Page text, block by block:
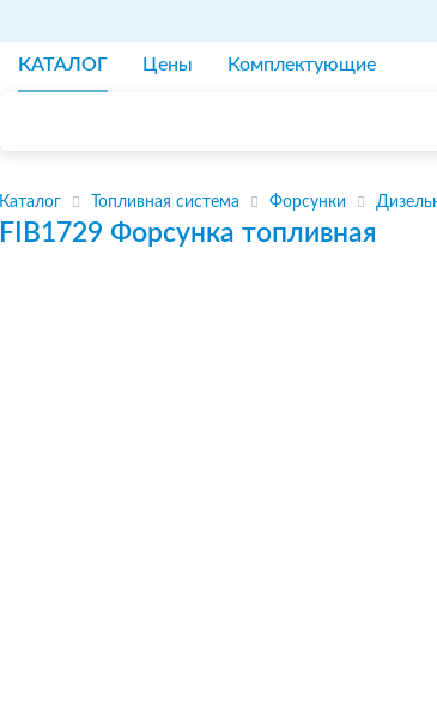
КАТАЛОГ Цены Комплектующие
Каталог Топливная система Форсунки
FIB1729 Форсунка топливная